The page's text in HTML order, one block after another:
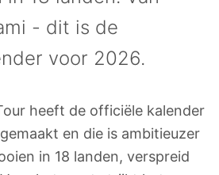
- dit is de
voor 2026.
heeft de officiële kalender
en die is ambitieuzer
in 18 landen, verspreid